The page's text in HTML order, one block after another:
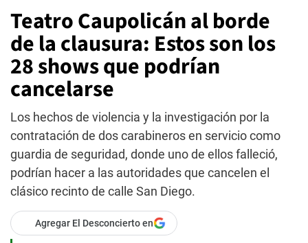
Teatro Caupolicán al borde
de la clausura: Estos son los
28 shows que podrían
cancelarse
Los hechos de violencia y la investigación por la
contratación de dos carabineros en servicio como
guardia de seguridad, donde uno de ellos falleció,
podrían hacer a las autoridades que cancelen el
clásico recinto de calle San Diego.
Agregar El Desconcierto en